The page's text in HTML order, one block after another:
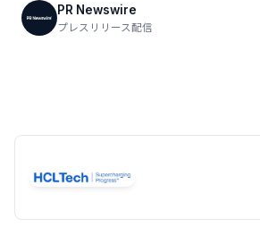
PR Newswire
プレスリリース配信